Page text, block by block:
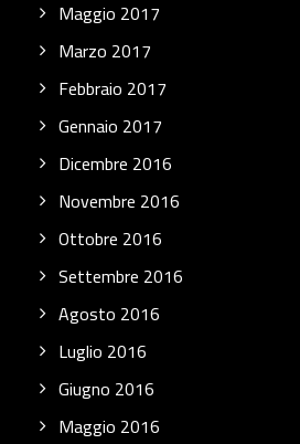
Maggio 2017
Marzo 2017
Febbraio 2017
Gennaio 2017
Dicembre 2016
Novembre 2016
Ottobre 2016
Settembre 2016
Agosto 2016
Luglio 2016
Giugno 2016
Maggio 2016